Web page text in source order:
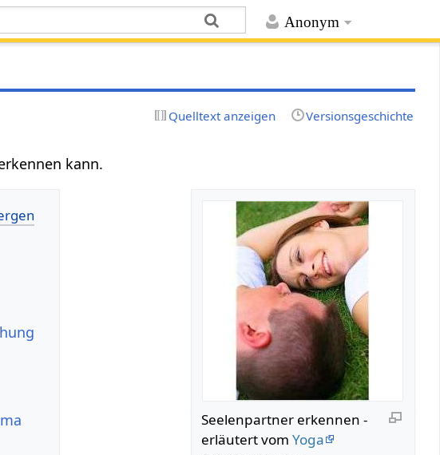
Anonym
Quelltext anzeigen Versionsgeschichte
kann.
Seelenpartner erkennen -
erläutert vomYoga